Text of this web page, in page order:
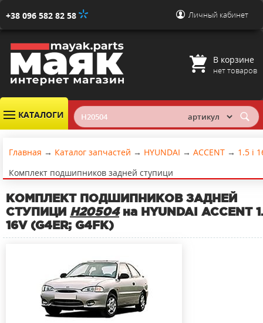
+38 096 582 82 58 Личный кабинет
В корзине
нет товаров
КАТАЛОГИ
Главная → Каталог запчастей → HYUNDAI → ACCENT → 1.5 i
Комплект подшипников задней ступици
КОМПЛЕКТ ПОДШИПНИКОВ ЗАДНЕЙ
СТУПИЦИ H20504на HYUNDAI ACCENT
16V (G4ER; G4FK)